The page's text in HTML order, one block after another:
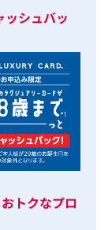
シュバッ
トクなプロ